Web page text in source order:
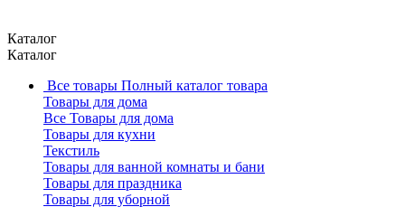
Каталог
Каталог
Все товары Полный каталог товара
Товары для дома
Все Товары для дома
Товары для кухни
Текстиль
Товары для ванной комнаты и бани
Товары для праздника
Товары для уборной